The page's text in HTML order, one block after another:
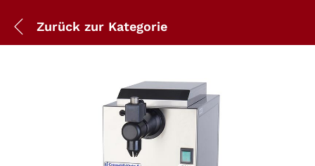
Zurück zur Kategorie